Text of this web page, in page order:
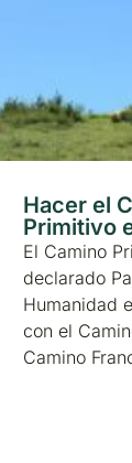
Hacer el
Primitivo
El Camino
declarado
Humanidad
con el
Camino